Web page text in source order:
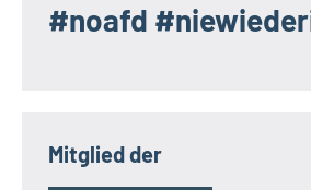
#noafd
Mitglied der